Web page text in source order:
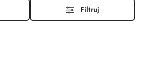
Filtruj